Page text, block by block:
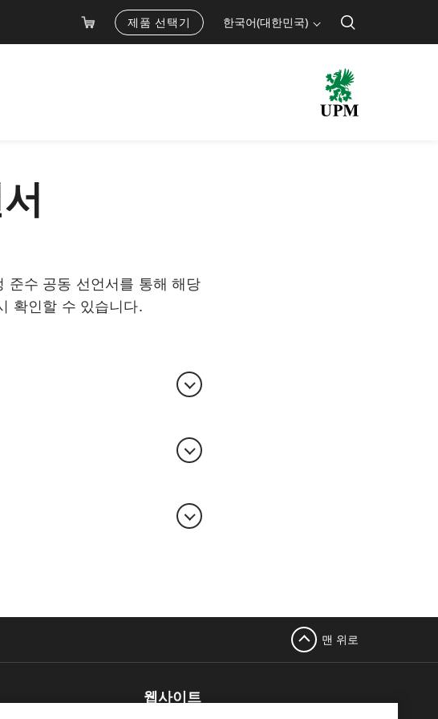
제품 선택기 한국어(대한민국)
수 공동 선언서를 통해 해당
확인할 수 있습니다.
장 규정, 표준 및 일반 산업
읽어보십시오.
맨 위로
웹사이트